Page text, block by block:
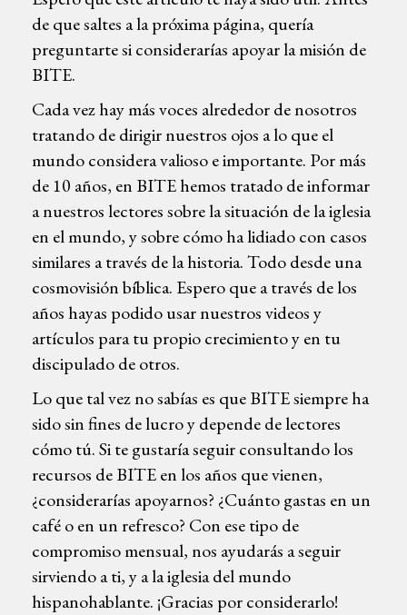
de que saltes a la próxima página, quería
preguntarte si considerarías apoyar la misión de
BITE.
Cada vez hay más voces alrededor de nosotros
tratando de dirigir nuestros ojos a lo que el
mundo considera valioso e importante. Por más
de 10 años, en BITE hemos tratado de informar
a nuestros lectores sobre la situación de la iglesia
en el mundo, y sobre cómo ha lidiado con casos
similares a través de la historia. Todo desde una
cosmovisión bíblica. Espero que a través de los
años hayas podido usar nuestros videos y
artículos para tu propio crecimiento y en tu
discipulado de otros.
Lo que tal vez no sabías es que BITE siempre ha
sido sin fines de lucro y depende de lectores
cómo tú. Si te gustaría seguir consultando los
recursos de BITE en los años que vienen,
¿considerarías apoyarnos? ¿Cuánto gastas en un
café o en un refresco? Con ese tipo de
compromiso mensual, nos ayudarás a seguir
sirviendo a ti, y a la iglesia del mundo
hispanohablante. ¡Gracias por considerarlo!